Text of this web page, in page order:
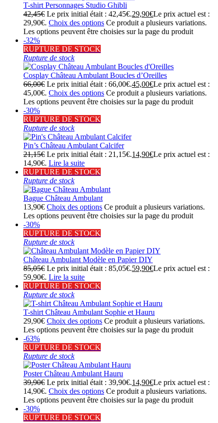
T-shirt Personnages Studio Ghibli
42,45€ Le prix initial était : 42,45€.29,90€Le prix actuel est :
29,90€. Choix des options Ce produit a plusieurs variations.
Les options peuvent être choisies sur la page du produit
-32%
RUPTURE DE STOCK
Rupture de stock
Cosplay Château Ambulant Boucles d’Oreilles
66,00€ Le prix initial était : 66,00€.45,00€Le prix actuel est :
45,00€. Choix des options Ce produit a plusieurs variations.
Les options peuvent être choisies sur la page du produit
-30%
RUPTURE DE STOCK
Rupture de stock
Pin’s Château Ambulant Calcifer
21,15€ Le prix initial était : 21,15€.14,90€Le prix actuel est :
14,90€. Lire la suite
RUPTURE DE STOCK
Rupture de stock
Bague Château Ambulant
13,90€ Choix des options Ce produit a plusieurs variations.
Les options peuvent être choisies sur la page du produit
-30%
RUPTURE DE STOCK
Rupture de stock
Château Ambulant Modèle en Papier DIY
85,05€ Le prix initial était : 85,05€.59,90€Le prix actuel est :
59,90€. Lire la suite
RUPTURE DE STOCK
Rupture de stock
T-shirt Château Ambulant Sophie et Hauru
29,90€ Choix des options Ce produit a plusieurs variations.
Les options peuvent être choisies sur la page du produit
-63%
RUPTURE DE STOCK
Rupture de stock
Poster Château Ambulant Hauru
39,90€ Le prix initial était : 39,90€.14,90€Le prix actuel est :
14,90€. Choix des options Ce produit a plusieurs variations.
Les options peuvent être choisies sur la page du produit
-30%
RUPTURE DE STOCK